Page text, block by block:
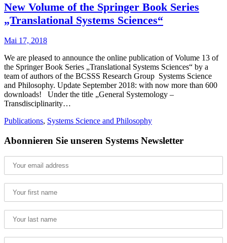
New Volume of the Springer Book Series
„Translational Systems Sciences“
Mai 17, 2018
We are pleased to announce the online publication of Volume 13 of
the Springer Book Series „Translational Systems Sciences“ by a
team of authors of the BCSSS Research Group Systems Science
and Philosophy. Update September 2018: with now more than 600
downloads! Under the title „General Systemology –
Transdisciplinarity…
Publications, Systems Science and Philosophy
Abonnieren Sie unseren Systems Newsletter